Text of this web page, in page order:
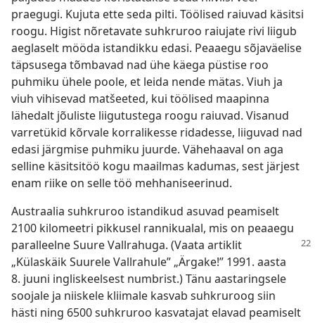
praegugi. Kujuta ette seda pilti. Töölised raiuvad käsitsi
roogu. Higist nõretavate suhkruroo raiujate rivi liigub
aeglaselt mööda istandikku edasi. Peaaegu sõjaväelise
täpsusega tõmbavad nad ühe käega püstise roo
puhmiku ühele poole, et leida nende mätas. Viuh ja
viuh vihisevad matšeeted, kui töölised maapinna
lähedalt jõuliste liigutustega roogu raiuvad. Visanud
varretükid kõrvale korralikesse ridadesse, liiguvad nad
edasi järgmise puhmiku juurde. Vähehaaval on aga
selline käsitsitöö kogu maailmas kadumas, sest järjest
enam riike on selle töö mehhaniseerinud.
Austraalia suhkruroo istandikud asuvad peamiselt
2100 kilomeetri pikkusel rannikualal, mis on peaaegu
paralleelneSuure Vallrahuga. (Vaata artiklit
„Külaskäik Suurele Vallrahule” „Ärgake!” 1991. aasta
8. juuni ingliskeelsest numbrist.) Tänu aastaringsele
soojale ja niiskele kliimale kasvab suhkruroog siin
hästi ning 6500 suhkruroo kasvatajat elavad peamiselt